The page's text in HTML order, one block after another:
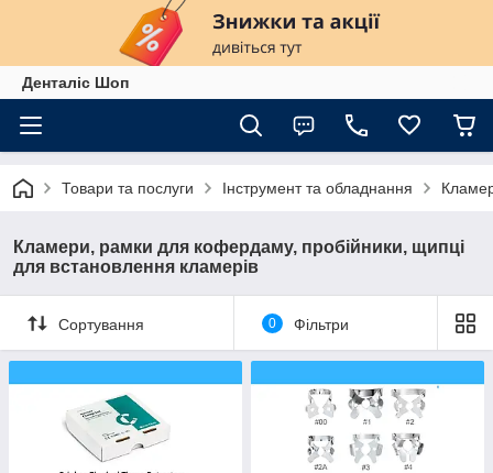
Денталіс Шоп
Товари та послуги Інструмент та обладнання
Кламери, рамки для кофердаму, пробійники, щипці
для встановлення кламерів
Сортування 0 Фільтри